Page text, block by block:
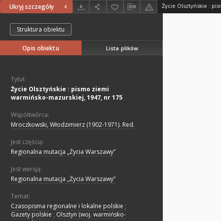
Ukryj szczegóły
Struktura obiektu
Opis obiektu Lista plików
Tytuł:
Życie Olsztyńskie : pismo ziemi
warmińsko-mazurskiej, 1947, nr 175
Współtwórca:
Mroczkowski, Włodzimierz (1902-1971). Red.
Jest częścią:
Regionalna mutacja „Życia Warszawy”
Jest wersją:
Regionalna mutacja „Życia Warszawy”
Temat:
Czasopisma regionalne i lokalne polskie ;
Gazety polskie ; Olsztyn (woj. warmińsko-